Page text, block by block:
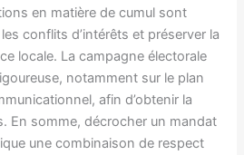
en matière de cumul sont
conflits d’intérêts et préserver la
locale. La campagne électorale
notamment sur le plan
afin d’obtenir la
En somme, décrocher un mandat
une combinaison de respect